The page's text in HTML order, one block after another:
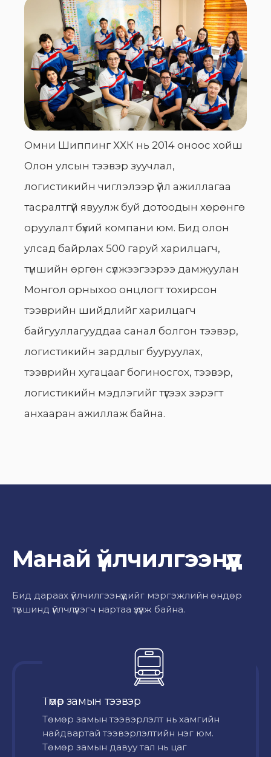
Омни Шиппинг ХХК нь 2014 оноос хойш
Олон улсын тээвэр зуучлал,
логистикийн чиглэлээр үйл ажиллагаа
тасралтгүй явуулж буй дотоодын хөрөнгө
оруулалт бүхий компани юм. Бид олон
улсад байрлах 500 гаруй харилцагч,
түншийн өргөн сүлжээгээрээ дамжуулан
Монгол орныхоо онцлогт тохирсон
тээврийн шийдлийг харилцагч
байгууллагууддаа санал болгон тээвэр,
логистикийн зардлыг бууруулах,
тээврийн хугацааг богиносгох, тээвэр,
логистикийн мэдлэгийг түгээх зэрэгт
анхааран ажиллаж байна.
Манай үйлчилгээнүүд
Бид дараах үйлчилгээнүүдийг мэргэжлийн өндөр
түвшинд үйлчлүүлэгч нартаа үзүүлж байна.
Төмөр замын тээвэр
Төмөр замын тээвэрлэлт нь хамгийн
найдвартай тээвэрлэлтийн нэг юм.
Төмөр замын давуу тал нь цаг